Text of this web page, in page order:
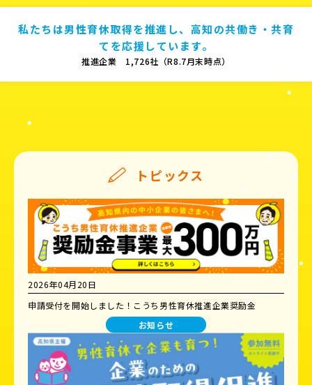
私たちは男性育休取得を推進し、高知の共働き・共育
てを応援しています。
推進企業 1,726社（R8.7月末時点）
トピックス
2026年04月20日
申請受付を開始しました！こうち男性育休推進企業奨励金
お知らせ